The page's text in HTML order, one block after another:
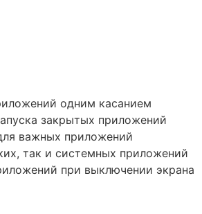
одним касанием
закрытых приложений
важных приложений
так и системных приложений
при выключении экрана